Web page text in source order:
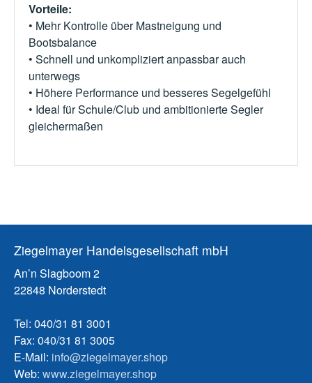
Vorteile:
• Mehr Kontrolle über Mastneigung und
Bootsbalance
• Schnell und unkompliziert anpassbar auch
unterwegs
• Höhere Performance und besseres Segelgefühl
• Ideal für Schule/Club und ambitionierte Segler
gleichermaßen
Ziegelmayer Handelsgesellschaft mbH
An’n Slagboom 2
22848 Norderstedt
Tel: 040/31 81 3001
Fax: 040/31 81 3005
E-Mail: info@ziegelmayer.shop
Web: www.ziegelmayer.shop